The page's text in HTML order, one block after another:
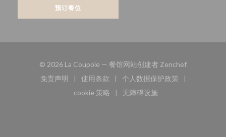
预订餐位
© 2026 La Coupole — 餐馆网站创建者 Zenchef((在新窗口
免责声明
((在新窗口中打开))
使用条款
((在新窗口中打开))
个人数据保护政策
((在新窗口中打开))
cookie 策略
((在新窗口中打开))
无障碍设施
((在新窗口中打开))